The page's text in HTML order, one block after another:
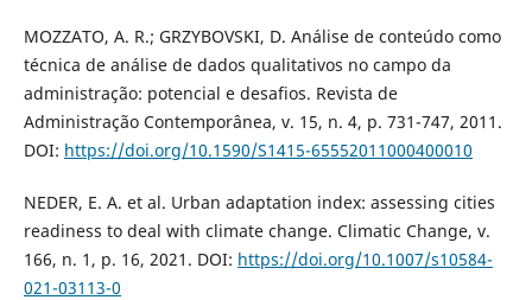
MOZZATO, A. R.; GRZYBOVSKI, D. Análise de conteúdo como
técnica de análise de dados qualitativos no campo da
administração: potencial e desafios. Revista de
Administração Contemporânea, v. 15, n. 4, p. 731-747, 2011.
DOI: https://doi.org/10.1590/S1415-65552011000400010
NEDER, E. A. et al. Urban adaptation index: assessing cities
readiness to deal with climate change. Climatic Change, v.
166, n. 1, p. 16, 2021. DOI: https://doi.org/10.1007/s10584-
021-03113-0